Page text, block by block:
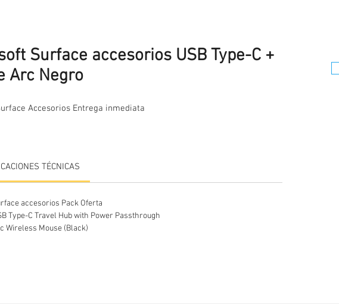
Surface accesorios USB Type-C +
Arc Negro
Accesorios Entrega inmediata
TÉCNICAS
accesorios Pack Oferta
Type-C Travel Hub with Power Passthrough
Wireless Mouse (Black)